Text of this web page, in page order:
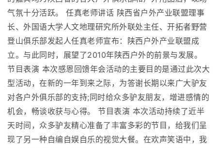
气氛十分活跃。 任真老师讲话 陕西省户外产业联盟理事
长、外国语大学人文地理研究所外联处主任、开拓者野营
登山俱乐部发起人任真老师宣布：陕西户外产业联盟成
立。与此同时，展望了2010年陕西户外的前景与发展。
节目表演 本次感恩回馈年会活动的主要目的是通过此次大
型活动，在新的一年到来之际，为答谢长期以来广大驴友
对各户外俱乐部的支持;同时给众多驴友朋友，增进感情的
机会，畅谈收获与心得。 节目表演 本次活动持续了近半
天时间，众多驴友精心准备了丰富多彩的节目，给我们呈
现了另一种自编自娱自乐的视觉大餐。在欢声笑语中，我